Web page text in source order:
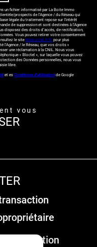
un fichier informatisé par La Boite Immo
prospects de l'Agence / du Réseau qui
légale du traitement repose sur l'intérêt
de suppression et sont destinées à l'Agence
disposez des droits d’accès, de rectification,
Vous pouvez retirer votre consentement
le site https://cnil.fr/fr pour plus
l'Agence / le Réseau, que vos droits «
une réclamation à la CNIL. Nous vous
« Bloctel », sur laquelle vous pouvez
des Données personnelles, nous vous
libre.
et es Conditions d'utilisation de Google
vous
location